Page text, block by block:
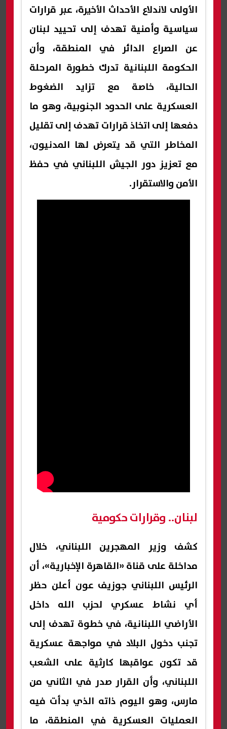
الأولى لاندلاع الأحداث الأخيرة، عبر قرارات
سياسية وأمنية تهدف إلى تحييد لبنان
عن الصراع الدائر في المنطقة، وأن
الحكومة اللبنانية تدرك خطورة المرحلة
الحالية، خاصة مع تزايد الضغوط
العسكرية على الحدود الجنوبية، وهو ما
دفعها إلى اتخاذ قرارات تهدف إلى تقليل
المخاطر التي قد يتعرض لها المدنيون،
مع تعزيز دور الجيش اللبناني في حفظ
الأمن والاستقرار.
لبنان.. وقرارات حكومية
كشف وزير المهجرين اللبناني، خلال
مداخلة على قناة «القاهرة الإخبارية»، أن
الرئيس اللبناني جوزيف عون أعلن حظر
أي نشاط عسكري لحزب الله داخل
الأراضي اللبنانية، في خطوة تهدف إلى
تجنب دخول البلاد في مواجهة عسكرية
قد تكون عواقبها كارثية على الشعب
اللبناني، وأن القرار صدر في الثاني من
مارس، وهو اليوم ذاته الذي بدأت فيه
العمليات العسكرية في المنطقة، ما